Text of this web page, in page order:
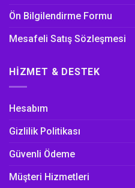
Ön Bilgilendirme Formu
Mesafeli Satış Sözleşmesi
HIZMET & DESTEK
Hesabım
Gizlilik Politikası
Güvenli Ödeme
Müşteri Hizmetleri